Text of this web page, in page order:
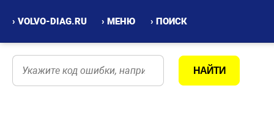
› VOLVO-DIAG.RU › МЕНЮ › ПОИСК